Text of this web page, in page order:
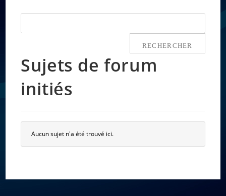
Sujets de forum
initiés
Aucun sujet n'a été trouvé ici.